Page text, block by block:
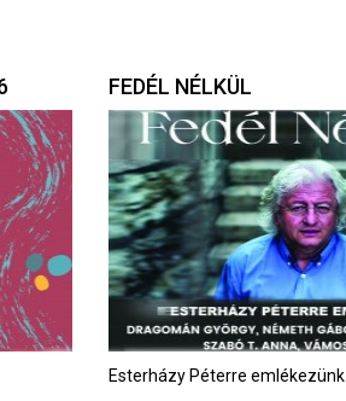
FEDÉL NÉLKÜL
Esterházy Péterre emlékezünk